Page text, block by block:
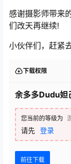
感谢摄影师带来
们改天再继续!
小伙伴们，赶紧
下载权限
余多多Dudu妲
您当前的等级为
请先 登录
前往下载